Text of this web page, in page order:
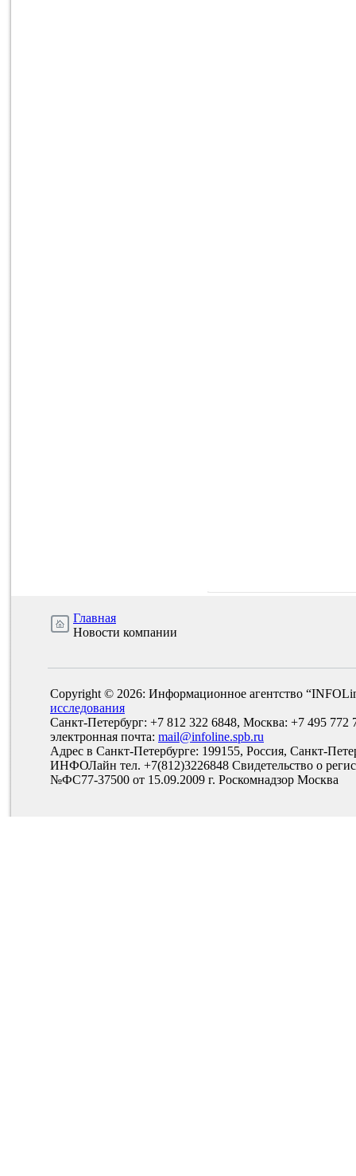
Главная
Новости компании
Copyright © 2026: Информационное агентство
исследования
Санкт-Петербург: +7 812 322 6848, Москва: +7 495 772
электронная почта: mail@infoline.spb.ru
Адрес в Санкт-Петербурге: 199155, Россия, Санкт-
ИНФОЛайн тел. +7(812)3226848 Свидетельство о
№ФС77-37500 от 15.09.2009 г. Роскомнадзор Москва